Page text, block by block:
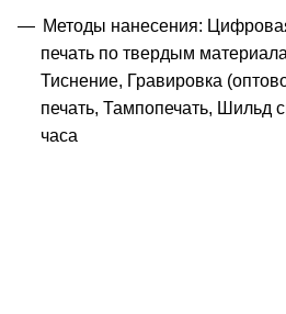
Методы нанесения:
печать по твердым
Тиснение, Гравировка
печать, Тампопечать, Шильд
часа